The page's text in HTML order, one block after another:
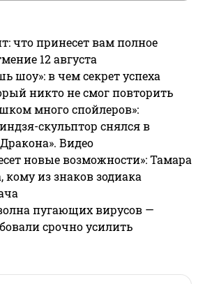
что принесет вам полное
12 августа
шоу»: в чем секрет успеха
никто не смог повторить
много спойлеров»:
скульптор снялся в
Видео
новые возможности»: Тамара
кому из знаков зодиака
пугающих вирусов —
срочно усилить